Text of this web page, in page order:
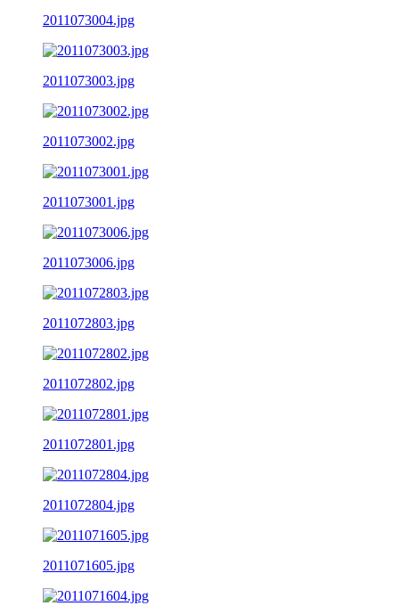
2011073004.jpg
2011073003.jpg
2011073002.jpg
2011073001.jpg
2011073006.jpg
2011072803.jpg
2011072802.jpg
2011072801.jpg
2011072804.jpg
2011071605.jpg